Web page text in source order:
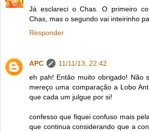
Já esclareci o Chas. O primeiro
Chas, mas o segundo vai inteirinho
Responder
APC
11/11/13, 22:42
eh pah! Então muito obrigado! Não
mereço uma comparação a Lobo
que cada um julgue por si!
confesso que fiquei confuso mais
que continua considerando que a